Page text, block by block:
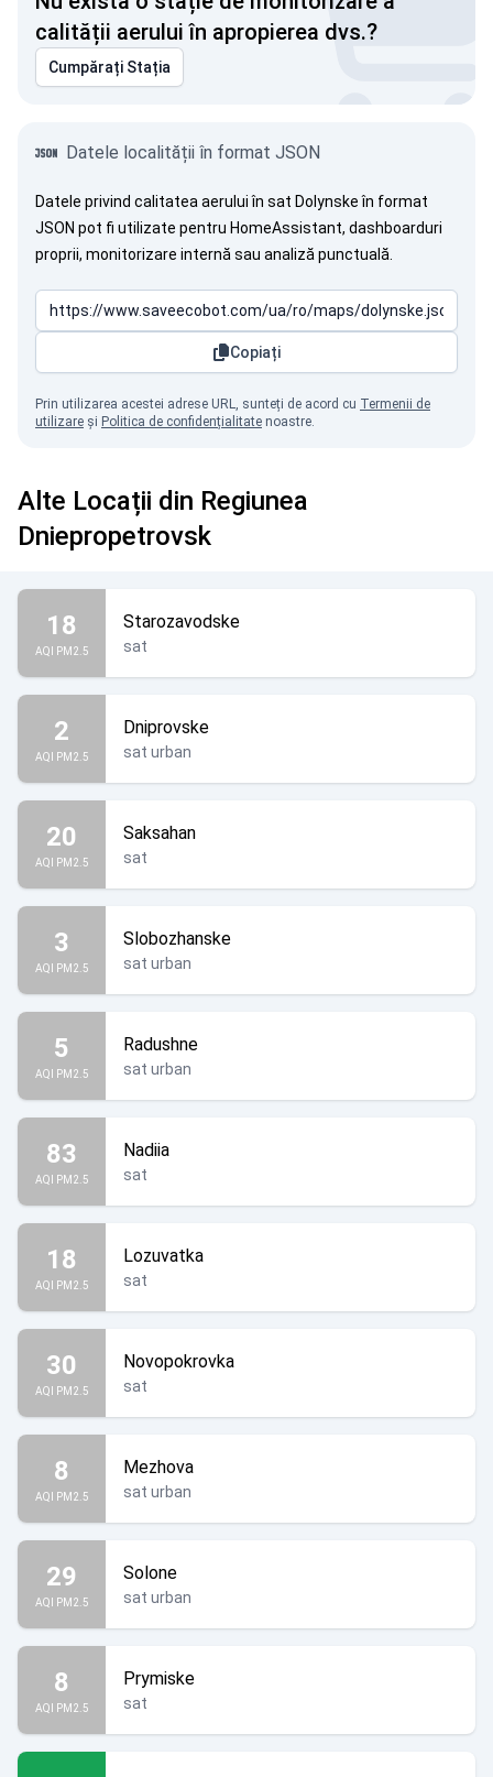
calității aerului în apropierea dvs.?
Cumpărați Stația
Datele localității în format JSON
Datele privind calitatea aerului în sat Dolynske în format
JSON pot fi utilizate pentru HomeAssistant, dashboarduri
proprii, monitorizare internă sau analiză punctuală.
Copiați
Prin utilizarea acestei adrese URL, sunteți de acord cu Termenii de
utilizare și Politica de confidențialitate noastre.
Alte Locații din Regiunea
Dniepropetrovsk
18
AQI PM2.5
Starozavodske
sat
2
AQI PM2.5
Dniprovske
sat urban
20
AQI PM2.5
Saksahan
sat
3
AQI PM2.5
Slobozhanske
sat urban
5
AQI PM2.5
Radushne
sat urban
83
AQI PM2.5
Nadiia
sat
18
AQI PM2.5
Lozuvatka
sat
30
AQI PM2.5
Novopokrovka
sat
8
AQI PM2.5
Mezhova
sat urban
29
AQI PM2.5
Solone
sat urban
8
AQI PM2.5
Prymiske
sat